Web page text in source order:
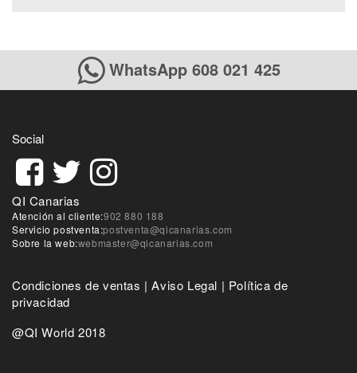
WhatsApp 608 021 425
Social
QI Canarias
Atención al cliente:902 880 188
Servicio postventa:postventa@qicanarias.com
Sobre la web:webmaster@qicanarias.com
Condiciones de ventas |Aviso Legal | Política de
privacidad
@QI World 2018